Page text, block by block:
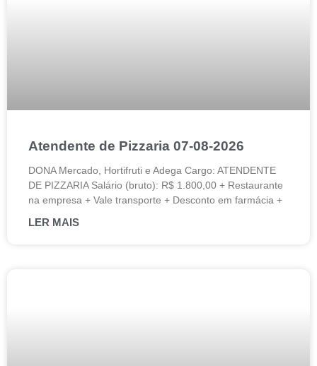
Atendente de Pizzaria 07-08-2026
DONA Mercado, Hortifruti e Adega Cargo: ATENDENTE
DE PIZZARIA Salário (bruto): R$ 1.800,00 + Restaurante
na empresa + Vale transporte + Desconto em farmácia +
LER MAIS